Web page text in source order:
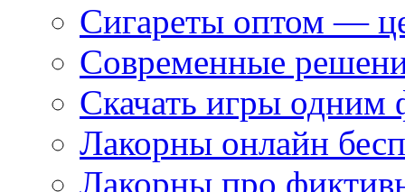
Сигареты оптом —
Современные
Скачать игры одним
Лакорны онлайн
Лакорны про